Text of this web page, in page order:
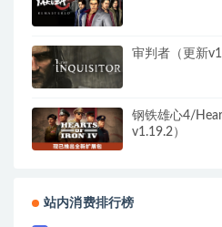
审判者（更新
钢铁雄心4/
v1.19.2）
站内消费排行榜